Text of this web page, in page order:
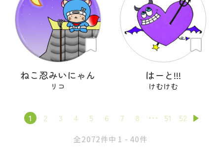
ねこ忍みいにゃん
リコ
はーと!!!
けむけむ
1 2 3 4 5 6 7 8 51 52
全2072件中 1 - 40件